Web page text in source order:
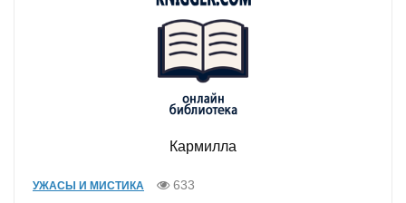
Кармилла
УЖАСЫ И МИСТИКА
633